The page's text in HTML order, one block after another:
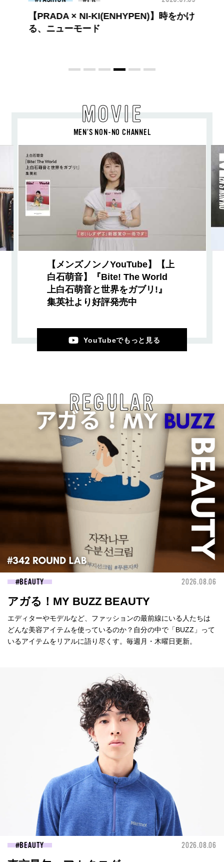
夏のパーマ、さらにあか抜け。N.（エヌ
ドット）のスタイリングアイテムで作る
MOVIE
MEN’S NON-NO CHANNEL
【メンズノンノYouTube】【上
白石萌音】『Bite! The World
上白石萌音と世界をガブリ!』
集英社より好評発売中
YouTubeでもっと見る
REGULAR
BEAUTY 2026.08.06
アガる！MY BUZZ BEAUTY
エディターやモデルなど、ファッションの最前線にいる人たちは
どんな美容アイテムを使っているのか？自分の中で「BUZZ」って
いるアイテムをリアルに語り尽くす。毎週月・木曜日更新。
BEAUTY 2026.08.06